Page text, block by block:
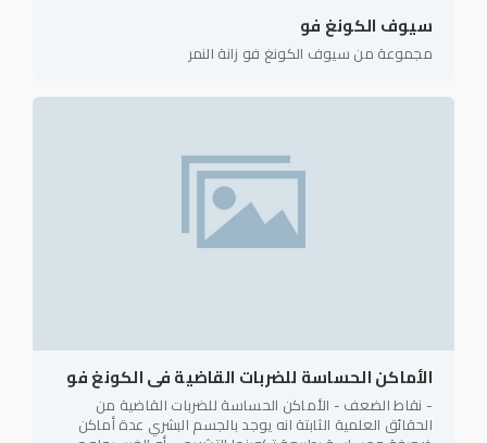
سيوف الكونغ فو
مجموعة من سيوف الكونغ فو زانة النمر
الأماكن الحساسة للضربات القاضية فى الكونغ فو
- نقاط الضعف - الأماكن الحساسة للضربات القاضية من
الحقائق العلمية الثابتة انه يوجد بالجسم البشري عدة أماكن